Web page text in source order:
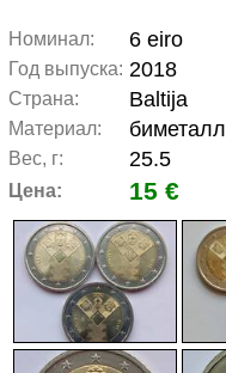
Номинал: 6 eiro
Год выпуска: 2018
Страна: Baltija
Материал: биметалл
Вес, г: 25.5
Цена: 15 €